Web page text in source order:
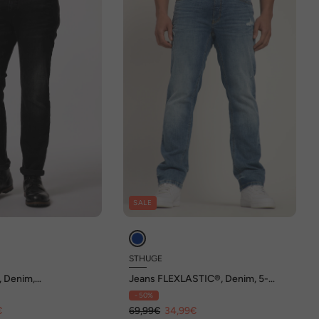
Denim,
Straight
Gr. 36/72
SALE
STHUGE
Jeans FLEXLASTIC®, Denim, 5-
Pocket, destroyed, Straight Fit, bis
Gr. 70/35
- 50%
69,99€ 34,99€